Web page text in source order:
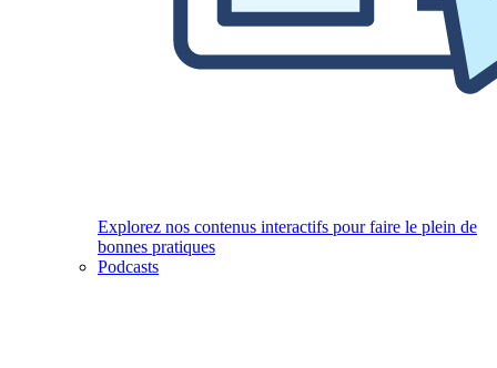
Explorez nos contenus interactifs pour faire le plein de
bonnes pratiques
Podcasts